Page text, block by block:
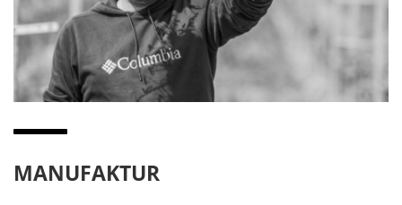
MANUFAKTUR